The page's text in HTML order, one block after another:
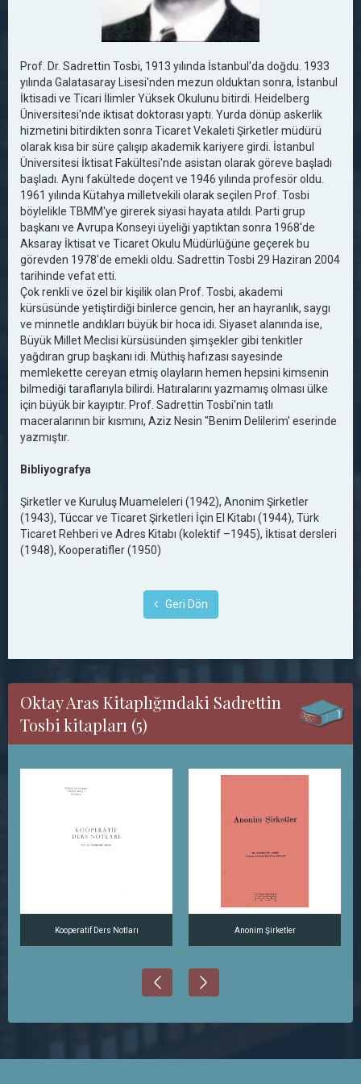
Prof. Dr. Sadrettin Tosbi, 1913 yılında İstanbul'da doğdu. 1933
yılında Galatasaray Lisesi'nden mezun olduktan sonra, İstanbul
İktisadi ve Ticari İlimler Yüksek Okulunu bitirdi. Heidelberg
Üniversitesi'nde iktisat doktorası yaptı. Yurda dönüp askerlik
hizmetini bitirdikten sonra Ticaret Vekaleti Şirketler müdürü
olarak kısa bir süre çalışıp akademik kariyere girdi. İstanbul
Üniversitesi İktisat Fakültesi'nde asistan olarak göreve başladı
başladı. Aynı fakültede doçent ve 1946 yılında profesör oldu.
1961 yılında Kütahya milletvekili olarak seçilen Prof. Tosbi
böylelikle TBMM'ye girerek siyasi hayata atıldı. Parti grup
başkanı ve Avrupa Konseyi üyeliği yaptıktan sonra 1968'de
Aksaray İktisat ve Ticaret Okulu Müdürlüğüne geçerek bu
görevden 1978'de emekli oldu. Sadrettin Tosbi 29 Haziran 2004
tarihinde vefat etti.
Çok renkli ve özel bir kişilik olan Prof. Tosbi, akademi
kürsüsünde yetiştirdiği binlerce gencin, her an hayranlık, saygı
ve minnetle andıkları büyük bir hoca idi. Siyaset alanında ise,
Büyük Millet Meclisi kürsüsünden şimşekler gibi tenkitler
yağdıran grup başkanı idi. Müthiş hafızası sayesinde
memlekette cereyan etmiş olayların hemen hepsini kimsenin
bilmediği taraflarıyla bilirdi. Hatıralarını yazmamış olması ülke
için büyük bir kayıptır. Prof. Sadrettin Tosbi'nin tatlı
maceralarının bir kısmını, Aziz Nesin "Benim Delilerim' eserinde
yazmıştır.
Bibliyografya
Şirketler ve Kuruluş Muameleleri (1942), Anonim Şirketler
(1943), Tüccar ve Ticaret Şirketleri İçin El Kitabı (1944), Türk
Ticaret Rehberi ve Adres Kitabı (kolektif –1945), İktisat dersleri
(1948), Kooperatifler (1950)
Geri Dön
Oktay Aras Kitaplığındaki Sadrettin
Tosbi kitapları (5)
Kooperatif Ders Notları Anonim Şirketler